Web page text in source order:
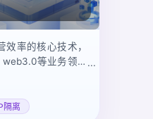
率的核心技术，
等业务领域
地址，能够有效
隔离